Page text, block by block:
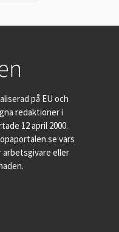
på EU och
redaktioner i
12 april 2000.
vars
eller